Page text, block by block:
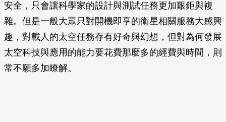
安全，只會讓科學家的設計與測試任務更加艱鉅與複
雜。但是一般大眾只對開機即享的衛星相關服務大感興
趣，對載人的太空任務存有好奇與幻想，但對為何發展
太空科技與應用的能力要花費那麼多的經費與時間，則
常不願多加瞭解。